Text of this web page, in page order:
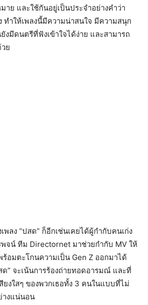
ย และใช้กันอยู่เป็นประจำอย่างคำว่า
ทำให้เพลงนี้มีความน่าสนใจ มีความสนุก
งมีดนตรีที่ฟังเข้าใจได้ง่าย และสามารถ
ย
พลง “ปสด” ก็อีกเช่นเคยได้ผู้กำกับคนเก่ง
จน์ ทีม Directornet มาช่วยกำกับ MV ให้
ร้อมตะโกนความเป็น Gen Z ออกมาได้
ด” จะเน้นการร้องถ่ายทอดอารมณ์ และที่
งใสๆ ของพวกเธอทั้ง 3 คนในแบบที่ไม่
างแน่นอน